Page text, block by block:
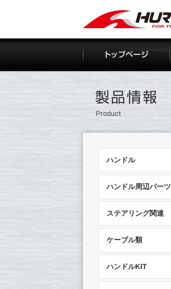
ハンドル
ハンドル周辺パーツ
ステアリング関連
ケーブル類
ハンドルKIT